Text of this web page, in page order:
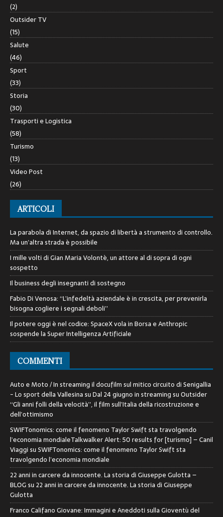
(2)
Outsider TV
(15)
Salute
(46)
Sport
(33)
Storia
(30)
Trasporti e Logistica
(58)
Turismo
(13)
Video Post
(26)
ARTICOLI
La parabola di Internet, da spazio di libertà a strumento di controllo.
Ma un’altra strada è possibile
I mille volti di Gian Maria Volontè, un attore al di sopra di ogni
sospetto
Il business degli insegnanti di sostegno
Fabio Di Venosa: “L’infedeltà aziendale è in crescita, per prevenirla
bisogna cogliere i segnali deboli”
Il potere oggi è nel codice: SpaceX vola in Borsa e Anthropic
sospende la Super Intelligenza Artificiale
COMMENTI
Auto e Moto / In streaming il docufilm sul mitico circuito di Senigallia
- Lo sport della VallesinasuDal 24 giugno in streaming su Outsider
“Gli anni folli della velocità”, il film sull’Italia della ricostruzione e
dell’ottimismo
SWIFTonomics: come il fenomeno Taylor Swift sta travolgendo
l’economia mondialeTalkwalker Alert: 50 results for [turismo] – Canil
ViaggisuSWIFTonomics: come il fenomeno Taylor Swift sta
travolgendo l’economia mondiale
22 anni in carcere da innocente. La storia di Giuseppe Gulotta –
BLOGsu 22 anni in carcere da innocente. La storia di Giuseppe
Gulotta
Franco Califano Giovane: Immagini e Aneddoti sulla Gioventù del